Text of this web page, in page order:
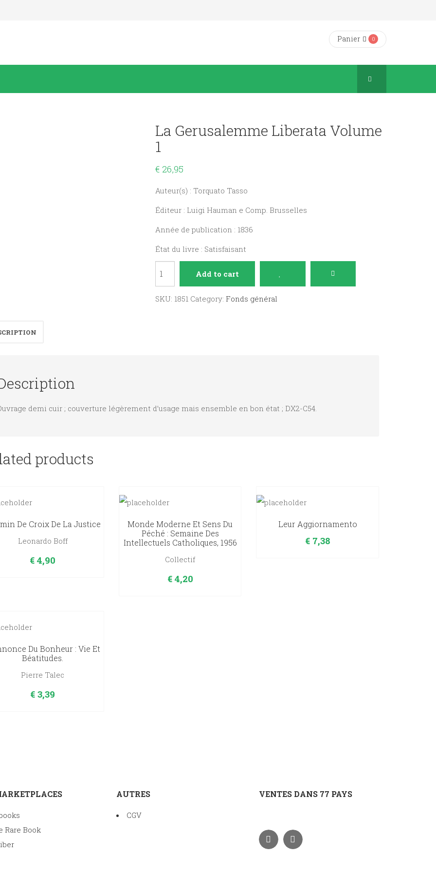
Panier 0
La Gerusalemme Liberata Volume
1
€ 26,95
Auteur(s) : Torquato Tasso
Éditeur : Luigi Hauman e Comp. Brusselles
Année de publication : 1836
État du livre : Satisfaisant
liberata
Add to cart
SKU: 1851 Category: Fonds général
demi cuir ; couverture légèrement d’usage mais ensemble en bon état ; DX2-C54.
products
De Croix De La Justice
Leonardo Boff
€ 4,90
Monde Moderne Et Sens Du
Péché : Semaine Des
Intellectuels Catholiques, 1956
Collectif
€4,20
Leur Aggiornamento
€7,38
Du Bonheur : Vie Et
Béatitudes.
Pierre Talec
€ 3,39
Rare Book
AUTRES
CGV
VENTES DANS 77 PAYS